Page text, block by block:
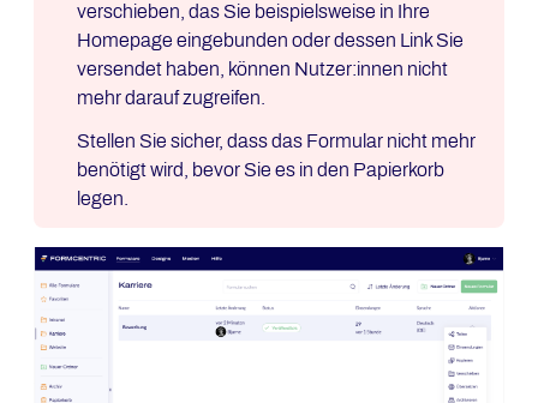
verschieben, das Sie beispielsweise in Ihre
Homepage eingebunden oder dessen Link Sie
versendet haben, können Nutzer:innen nicht
mehr darauf zugreifen.
Stellen Sie sicher, dass das Formular nicht mehr
benötigt wird, bevor Sie es in den Papierkorb
legen.